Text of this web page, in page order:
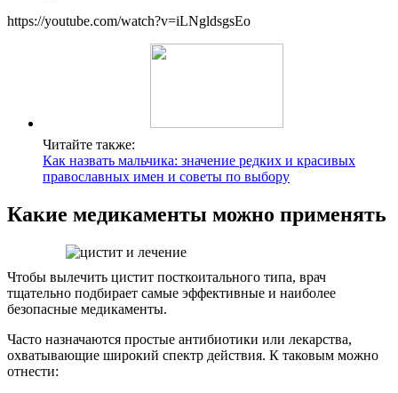
https://youtube.com/watch?v=iLNgldsgsEo
Читайте также:
Как назвать мальчика: значение редких и красивых
православных имен и советы по выбору
Какие медикаменты можно применять
Чтобы вылечить цистит посткоитального типа, врач
тщательно подбирает самые эффективные и наиболее
безопасные медикаменты.
Часто назначаются простые антибиотики или лекарства,
охватывающие широкий спектр действия. К таковым можно
отнести: